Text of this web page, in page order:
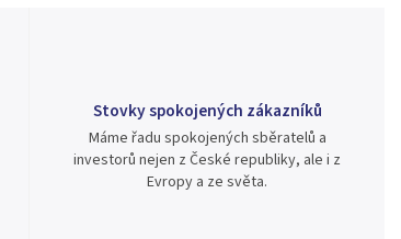
Stovky spokojených zákazníků
Máme řadu spokojených sběratelů a
investorů nejen z České republiky, ale i z
Evropy a ze světa.